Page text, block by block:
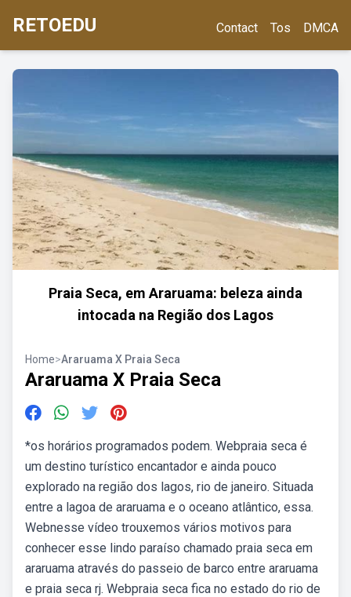
RETOEDU Contact Tos DMCA
Praia Seca, em Araruama: beleza ainda
intocada na Região dos Lagos
Home>Araruama X Praia Seca
Araruama X Praia Seca
*os horários programados podem. Webpraia seca é
um destino turístico encantador e ainda pouco
explorado na região dos lagos, rio de janeiro. Situada
entre a lagoa de araruama e o oceano atlântico, essa.
Webnesse vídeo trouxemos vários motivos para
conhecer esse lindo paraíso chamado praia seca em
araruama através do passeio de barco entre araruama
e praia seca rj. Webpraia seca fica no estado do rio de